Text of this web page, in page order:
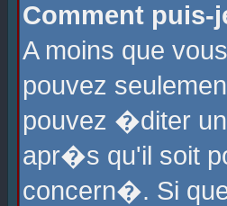
Comment
A moins que
pouvez
pouvez �diter
apr�s qu'il soit
concern�. Si